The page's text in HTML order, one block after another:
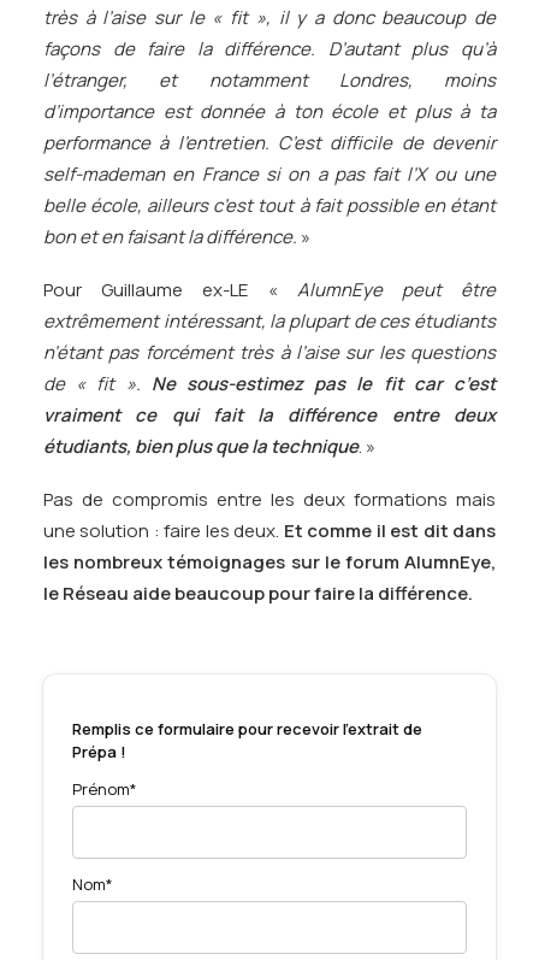
très à l’aise sur le « fit », il y a donc beaucoup de
façons de faire la différence. D’autant plus qu’à
l’étranger, et notamment Londres, moins
d’importance est donnée à ton école et plus à ta
performance à l’entretien. C’est difficile de devenir
self-mademan en France si on a pas fait l’X ou une
belle école, ailleurs c’est tout à fait possible en étant
bon et en faisant la différence. »
Pour Guillaume ex-LE « AlumnEye peut être
extrêmementintéressant, la plupart de ces étudiants
n’étant pas forcément très à l’aise sur les questions
de « fit ». Ne sous-estimez pas le fit car c’est
vraiment ce qui fait la différence entre deux
étudiants, bien plus que la technique. »
Pas de compromis entre les deux formations mais
une solution : faire les deux. Et comme il est dit dans
les nombreux témoignages sur le forum AlumnEye,
le Réseau aide beaucoup pour faire la différence.
Remplis ce formulaire pour recevoir l'extrait de
Prépa !
Prénom*
Nom*